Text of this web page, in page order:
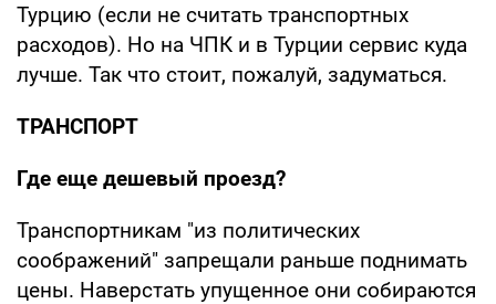
Турцию (если не считать транспортных
расходов). Но на ЧПК и в Турции сервис куда
лучше. Так что стоит, пожалуй, задуматься.
ТРАНСПОРТ
Где еще дешевый проезд?
Транспортникам "из политических
соображений" запрещали раньше поднимать
цены. Наверстать упущенное они собираются